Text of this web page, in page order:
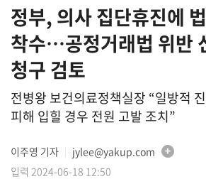
정부, 의사 집단휴진에
착수…공정거래법 위반
청구 검토
전병왕 보건의료정책실장 “일방적
피해 입힐 경우 전원 고발 조치”
이주영 기자
jylee@yakup.com
입력 2024-06-18 12:50